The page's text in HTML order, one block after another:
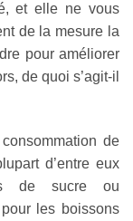
et elle ne vous
de la mesure la
pour améliorer
de quoi s’agit-il
de
d’entre eux
de sucre ou
les boissons